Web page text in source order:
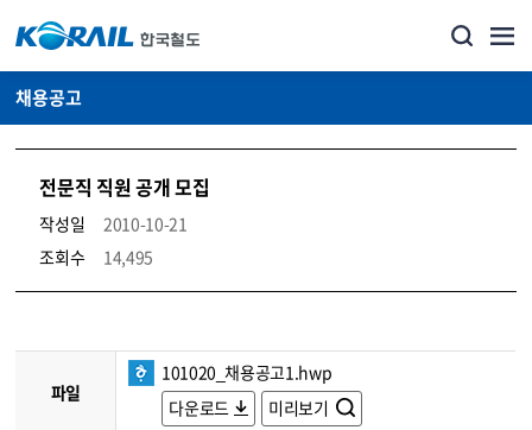
채용공고
전문직 직원 공개 모집
작성일
2010-10-21
조회수
14,495
코레일소개_경영공시_채용공고 상세보기 – 내용, 파일, 담당자 연락처로 구성
파일
101020_채용공고1.hwp
다운로드
미리보기